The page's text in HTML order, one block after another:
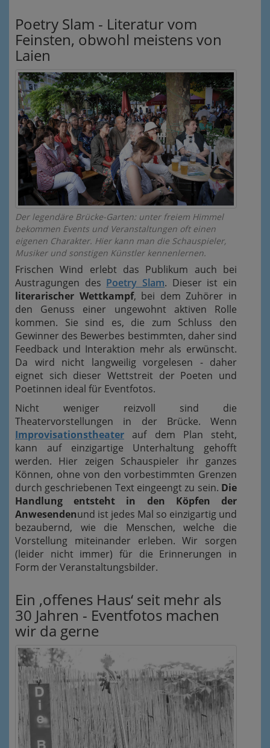
Poetry Slam - Literatur vom
Feinsten, obwohl meistens von
Laien
Der legendäre Brücke-Garten: unter freiem Himmel
bekommen Events und Veranstaltungen oft einen
eigenen Charakter. Hier kann man die Schauspieler,
Musiker und sonstigen Künstler kennenlernen.
Frischen Wind erlebt das Publikum auch bei
Austragungen des Poetry Slam. Dieser ist ein
literarischer Wettkampf, bei dem Zuhörer in
den Genuss einer ungewohnt aktiven Rolle
kommen. Sie sind es, die zum Schluss den
Gewinner des Bewerbes bestimmten, daher sind
Feedback und Interaktion mehr als erwünscht.
Da wird nicht langweilig vorgelesen - daher
eignet sich dieser Wettstreit der Poeten und
Poetinnen ideal für Eventfotos.
Nicht weniger reizvoll sind die
Theatervorstellungen in der Brücke. Wenn
Improvisationstheater auf dem Plan steht,
kann auf einzigartige Unterhaltung gehofft
werden. Hier zeigen Schauspieler ihr ganzes
Können, ohne von den vorbestimmten Grenzen
durch geschriebenen Text eingeengt zu sein. Die
Handlung entsteht in den Köpfen der
Anwesendenund ist jedes Mal so einzigartig und
bezaubernd, wie die Menschen, welche die
Vorstellung miteinander erleben. Wir sorgen
(leider nicht immer) für die Erinnerungen in
Form der Veranstaltungsbilder.
Ein ‚offenes Haus‘ seit mehr als
30 Jahren - Eventfotos machen
wir da gerne